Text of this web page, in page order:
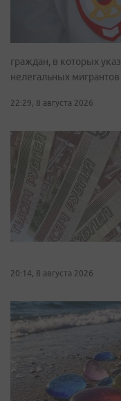
граждан, в которых
нелегальных мигрантов
22:29, 8 августа 2026
20:14, 8 августа 2026